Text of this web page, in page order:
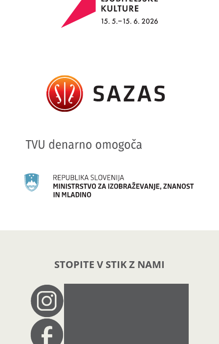
STOPITE V STIK Z NAMI